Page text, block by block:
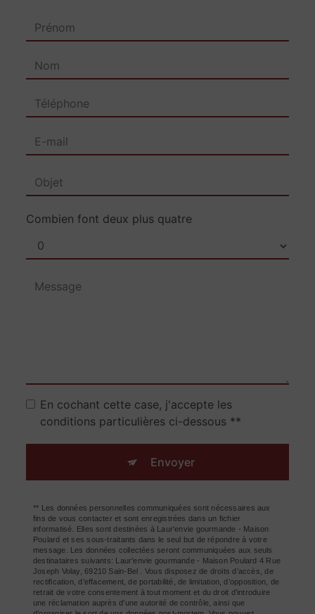
Combien font deux plus quatre
En cochant cette case, j'accepte les
conditions particulières ci-dessous **
Envoyer
** Les données personnelles communiquées sont nécessaires aux
fins de vous contacter et sont enregistrées dans un fichier
informatisé. Elles sont destinées à Laur'envie gourmande - Maison
Poulard et ses sous-traitants dans le seul but de répondre à votre
message. Les données collectées seront communiquées aux seuls
destinataires suivants: Laur'envie gourmande - Maison Poulard 4 Rue
Joseph Volay, 69210 Sain-Bel . Vous disposez de droits d’accès, de
rectification, d’effacement, de portabilité, de limitation, d’opposition, de
retrait de votre consentement à tout moment et du droit d’introduire
une réclamation auprès d’une autorité de contrôle, ainsi que